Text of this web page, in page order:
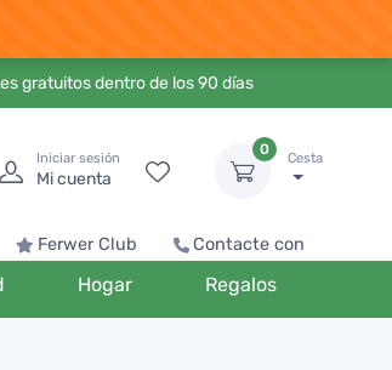
gratuitos dentro de los 90 días
Iniciar sesión
Mi cuenta
0
Cesta
Ferwer Club Contacte con
Hogar Regalos